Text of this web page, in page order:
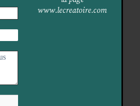
www.lecreatoire.com